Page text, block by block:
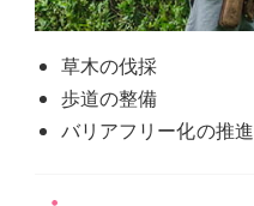
草木の伐採
歩道の整備
バリアフリー化の推進